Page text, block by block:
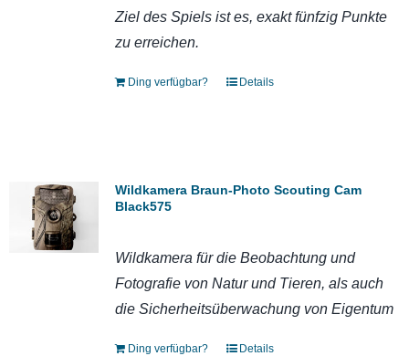
Ziel des Spiels ist es, exakt fünfzig Punkte
zu erreichen.
Ding verfügbar? Details
Wildkamera Braun-Photo Scouting Cam
Black575
Wildkamera für die Beobachtung und
Fotografie von Natur und Tieren, als auch
die Sicherheitsüberwachung von Eigentum
Ding verfügbar? Details